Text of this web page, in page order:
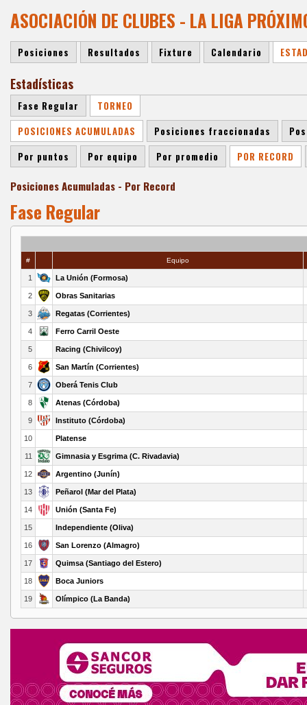
ASOCIACIÓN DE CLUBES - LA LIGA
Posiciones Resultados Fixture Calendario
Estadísticas
Fase Regular
TORNEO
POSICIONES ACUMULADAS
Posiciones fraccionadas
Por puntos
Por equipo Por promedio POR RECORD
Posiciones Acumuladas - Por Record
Fase Regular
# Equipo
1 La Unión (Formosa)
2 Obras Sanitarias
3 Regatas (Corrientes)
4 Ferro Carril Oeste
5 Racing (Chivilcoy)
6 San Martín (Corrientes)
7 Oberá Tenis Club
8 Atenas (Córdoba)
9 Instituto (Córdoba)
10 Platense
11 Gimnasia y Esgrima (C. Rivadavia)
12 Argentino (Junín)
13 Peñarol (Mar del Plata)
14 Unión (Santa Fe)
15 Independiente (Oliva)
16 San Lorenzo (Almagro)
17 Quimsa (Santiago del Estero)
18 Boca Juniors
19 Olímpico (La Banda)